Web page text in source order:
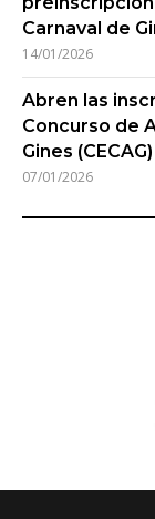
Carnaval de
14/01/2026
Abren las
Concurso de
Gines
07/01/2026